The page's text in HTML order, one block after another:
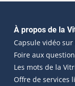
À propos de la
Capsule vidéo
Foire aux
Les mots de la
Offre de services